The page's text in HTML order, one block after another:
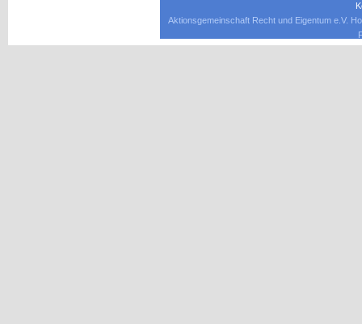
Aktionsgemeinschaft Recht und Eigentum e.V.